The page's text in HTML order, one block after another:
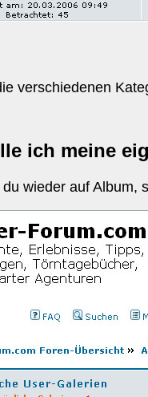
verschiedenen
ich meine
wieder auf Album,